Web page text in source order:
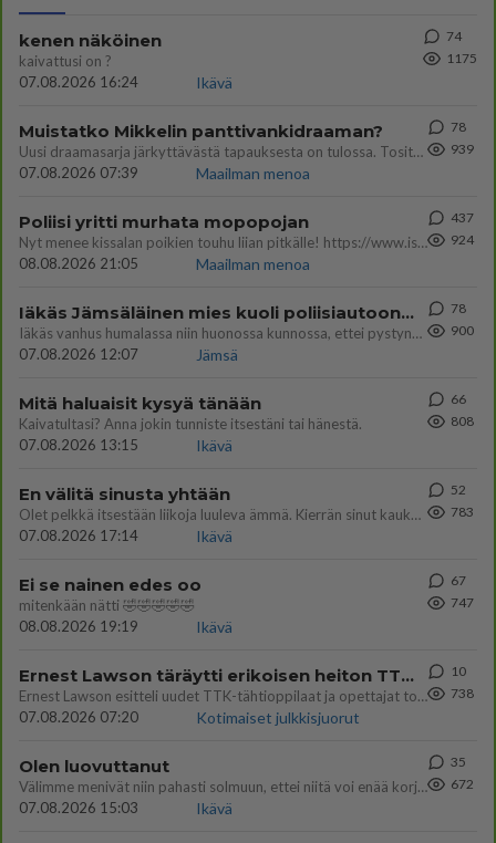
kenen näköinen
kaivattusi on ?
07.08.2026 16:24
Ikävä
74
1175
Muistatko Mikkelin panttivankidraaman?
Uusi draamasarja järkyttävästä tapauksesta on tulossa. Tositapahtumiin perustuva sarja ammentaa vuoden 1986 Mikkelin pan
07.08.2026 07:39
Maailman menoa
78
939
Poliisi yritti murhata mopopojan
Nyt menee kissalan poikien touhu liian pitkälle! https://www.is.fi/kotimaa/art-2000012193221.html Karu video mopomiiti
08.08.2026 21:05
Maailman menoa
437
924
Iäkäs Jämsäläinen mies kuoli poliisiautoon matkalla Jyväskylän putkaan
Iäkäs vanhus humalassa niin huonossa kunnossa, ettei pystynyt huolehtimaan itsestään niin ainoa apu sillä hetkellä oli
07.08.2026 12:07
Jämsä
78
900
Mitä haluaisit kysyä tänään
Kaivatultasi? Anna jokin tunniste itsestäni tai hänestä.
07.08.2026 13:15
Ikävä
66
808
En välitä sinusta yhtään
Olet pelkkä itsestään liikoja luuleva ämmä. Kierrän sinut kaukaa nyt ja aina. Olit mulle pelkkä lelu vaan.
07.08.2026 17:14
Ikävä
52
783
Ei se nainen edes oo
mitenkään nätti 🤣🤣🤣🤣🤣
08.08.2026 19:19
Ikävä
67
747
Ernest Lawson täräytti erikoisen heiton TTK-lehdistötilaisuudessa: " Onko tässä tarkoituksena...?"
Ernest Lawson esitteli uudet TTK-tähtioppilaat ja opettajat torstaina 6.8. lehdistölle. Tulevalla kaudella on yksi hausk
07.08.2026 07:20
Kotimaiset julkkisjuorut
10
738
Olen luovuttanut
Välimme menivät niin pahasti solmuun, ettei niitä voi enää korjata. On aika jatkaa elämässä eteenpäin. Toivon sulle kaik
07.08.2026 15:03
Ikävä
35
672